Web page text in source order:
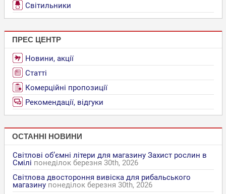
Світильники
ПРЕС ЦЕНТР
Новини, акції
Статті
Комерційні пропозиції
Рекомендації, відгуки
ОСТАННІ НОВИНИ
Світлові об’ємні літери для магазину Захист рослин в
Смілі понеділок березня 30th, 2026
Світлова двостороння вивіска для рибальського
магазину понеділок березня 30th, 2026